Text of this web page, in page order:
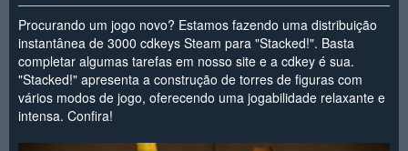
Procurando um jogo novo? Estamos fazendo uma distribuição
instantânea de 3000 cdkeys Steam para "Stacked!". Basta
completar algumas tarefas em nosso site e a cdkey é sua.
"Stacked!" apresenta a construção de torres de figuras com
vários modos de jogo, oferecendo uma jogabilidade relaxante e
intensa. Confira!